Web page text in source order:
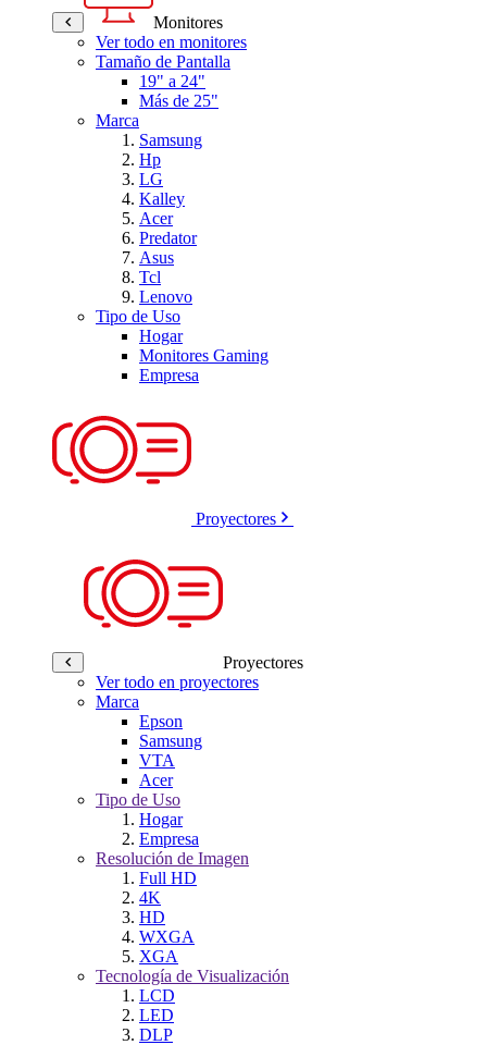
Monitores
Ver todo en monitores
Tamaño de Pantalla
19" a 24"
Más de 25"
Marca
Samsung
Hp
LG
Kalley
Acer
Predator
Asus
Tcl
Lenovo
Tipo de Uso
Hogar
Monitores Gaming
Empresa
Proyectores
Proyectores
Ver todo en proyectores
Marca
Epson
Samsung
VTA
Acer
Tipo de Uso
Hogar
Empresa
Resolución de Imagen
Full HD
4K
HD
WXGA
XGA
Tecnología de Visualización
LCD
LED
DLP